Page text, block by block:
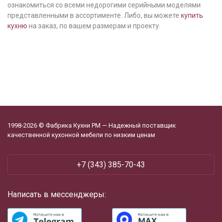
ознакомиться со всеми недорогими серийными моделями
представленными в ассортименте. Либо, вы можете купить
кухню на заказ, по вашем размерам и проекту.
1998-2026 © Фабрика Кухни РМ — Надежный поставщик
качественной кухонной мебели по низким ценам
+7 (343) 385-70-43
Написать в мессенджеры: